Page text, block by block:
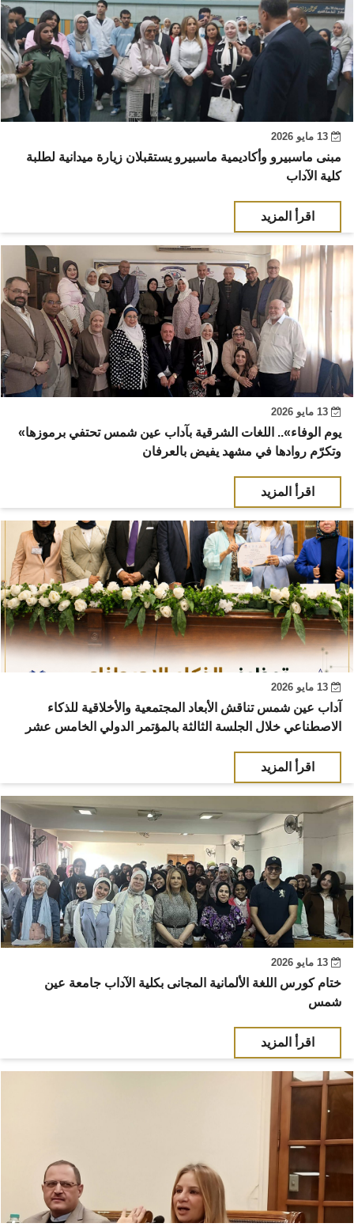
تواصل معنا
مبنى ماسبيرو وأكاديمية ماسبيرو يستقبلان زيارة ميدانية لطلبة
كلية الآداب
اقرأ المزيد
«يوم الوفاء».. اللغات الشرقية بآداب عين شمس تحتفي برموزها
وتكرّم روادها في مشهد يفيض بالعرفان
اقرأ المزيد
آداب عين شمس تناقش الأبعاد المجتمعية والأخلاقية للذكاء
الاصطناعي خلال الجلسة الثالثة بالمؤتمر الدولي الخامس عشر
اقرأ المزيد
ختام كورس اللغة الألمانية المجانى بكلية الآداب جامعة عين
شمس
اقرأ المزيد